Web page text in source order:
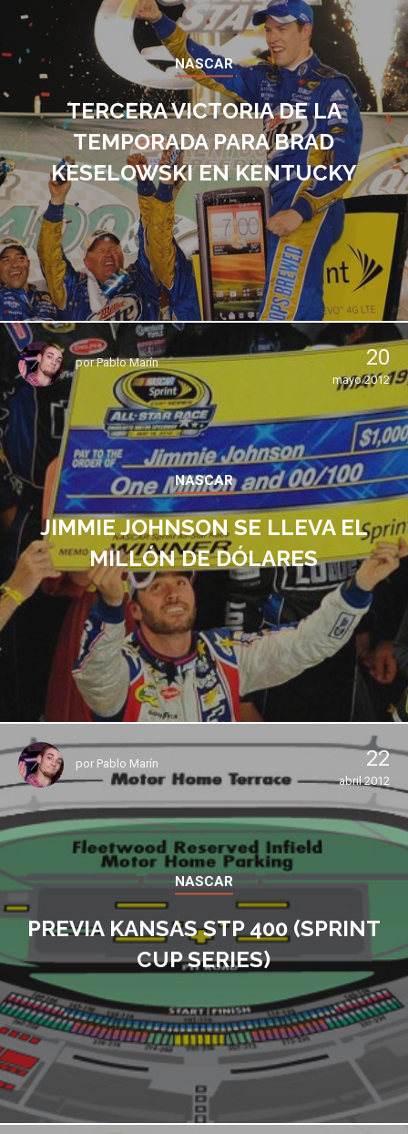
NASCAR
TERCERA VICTORIA DE LA
TEMPORADA PARA BRAD
KESELOWSKI EN KENTUCKY
porPablo Marín 20
mayo 2012
NASCAR
JIMMIE JOHNSON SE LLEVA EL
MILLÓN DE DÓLARES
por Pablo Marín 22
abril 2012
NASCAR
PREVIA KANSAS STP 400 (SPRINT
CUP SERIES)